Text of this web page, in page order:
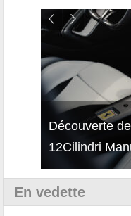
Découverte
12Cilindri
En vedette